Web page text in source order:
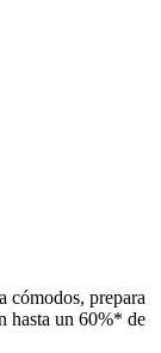
cómodos, prepara
hasta un 60%* de